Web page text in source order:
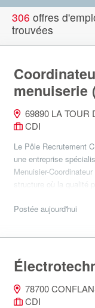
306 offres
trouvées
menuiserie
69890 LA TOUR
CDI
Le Pôle Recrutement
une entreprise
Menuisier-
structure où la qualité
Postée aujourd'hui
78700
CDI